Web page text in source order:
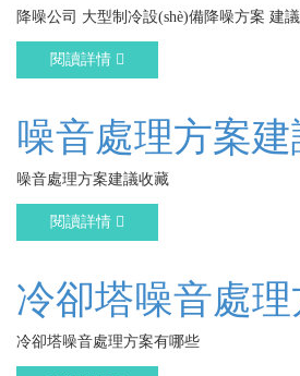
降噪公司 大型制冷設(shè)備降噪方案 建
閱讀詳情
噪音處理方案
噪音處理方案建議收藏
閱讀詳情
冷卻塔噪音處
冷卻塔噪音處理方案有哪些